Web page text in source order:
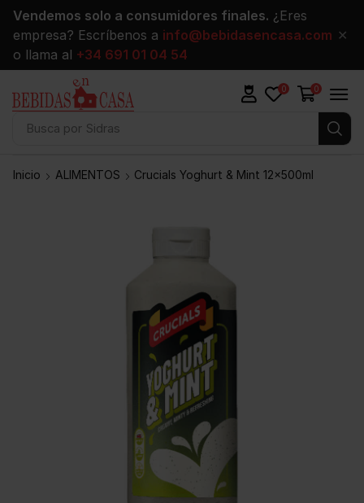
Vendemos solo a consumidores finales. ¿Eres
empresa? Escríbenos a info@bebidasencasa.com
o llama al +34 691 01 04 54
✕
Busca por Vinos
0 0
Inicio ALIMENTOS Crucials Yoghurt & Mint 12x500ml